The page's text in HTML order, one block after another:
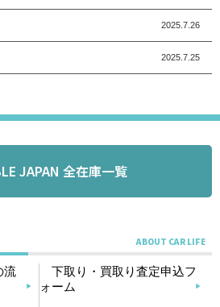
2025.7.26
2025.7.25
JAPAN 全在庫一覧
流
下取り・買取り査定申込フ
ォーム